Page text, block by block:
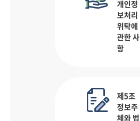
개인정
보처리
위탁에
관한 사
항
제5조
정보주
체와 법